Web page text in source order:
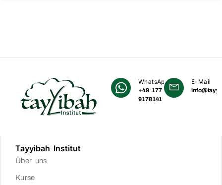
WhatsApp
+49 177
9178141
E-Mail
Tayyibah Institut
Über uns
Kurse